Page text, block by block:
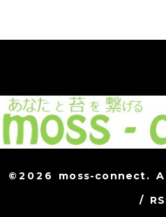
©2026 moss-connect.
/